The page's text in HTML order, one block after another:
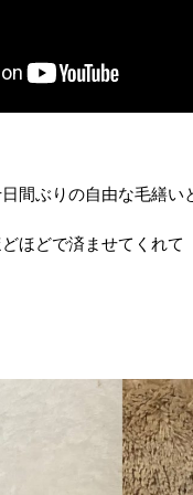
間ぶりの自由な毛繕い
ほどで済ませてくれて